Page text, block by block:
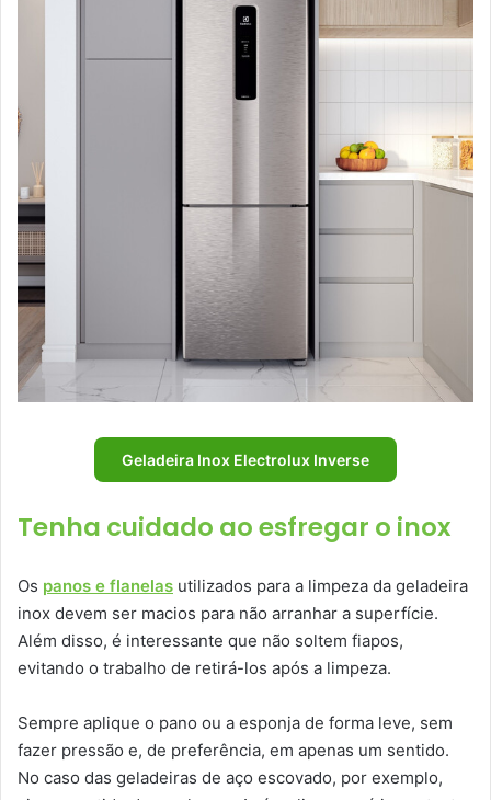
Geladeira Inox Electrolux Inverse
Tenha cuidado ao esfregar o inox
Os panos e flanelas utilizados para a limpeza da geladeira
inox devem ser macios para não arranhar a superfície.
Além disso, é interessante que não soltem fiapos,
evitando o trabalho de retirá-los após a limpeza.
Sempre aplique o pano ou a esponja de forma leve, sem
fazer pressão e, de preferência, em apenas um sentido.
No caso das geladeiras de aço escovado, por exemplo,